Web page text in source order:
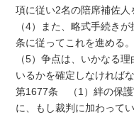
項に従い2名の陪席補佐人
（4）また、略式手続き
条に従ってこれを進める。
（5）争点は、いかなる
いるかを確定しなければな
第1677条 （1）絆の保護
に、もし裁判に加わって